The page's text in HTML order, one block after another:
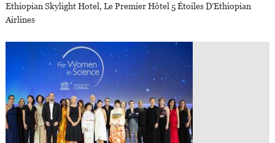
Ethiopian Skylight Hotel, Le Premier Hôtel 5 Étoiles D’Ethiopian
Airlines